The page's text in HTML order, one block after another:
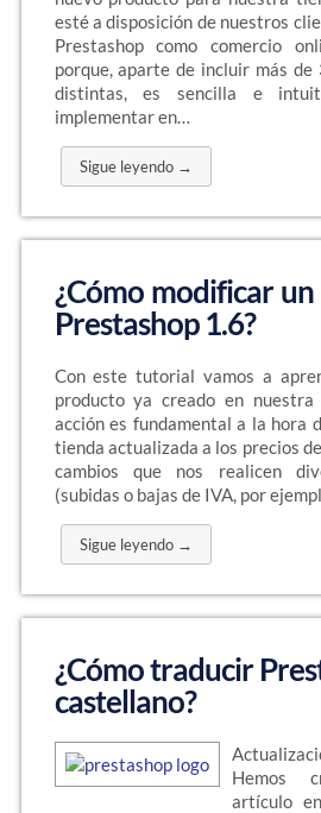
esté a disposición de nuestros
Prestashop como comercio
porque, aparte de incluir más de
distintas, es sencilla e
implementar en…
Sigue leyendo →
¿Cómo modificar
Prestashop 1.6?
Con este tutorial vamos a
producto ya creado en
acción es fundamental a la hora
tienda actualizada a los precios
cambios que nos realicen
(subidas o bajas de IVA, por
Sigue leyendo →
¿Cómo traducir
castellano?
Hemos
artículo